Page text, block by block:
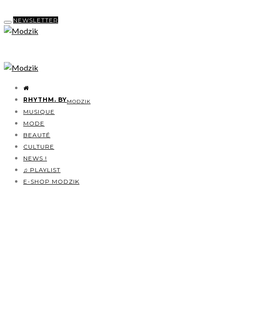
NEWSLETTER
RHYTHM. BYMODZIK
MUSIQUE
MODE
BEAUTÉ
CULTURE
NEWS !
♫ PLAYLIST
E-SHOP MODZIK